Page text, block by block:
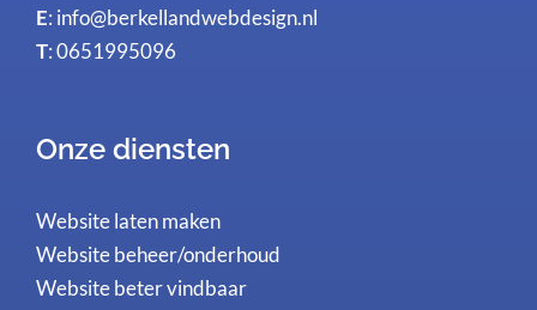
E: info@berkellandwebdesign.nl
T: 0651995096
Onze diensten
Website laten maken
Website beheer/onderhoud
Website beter vindbaar